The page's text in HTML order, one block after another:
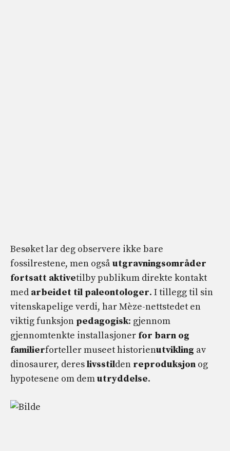
Besøket lar deg observere ikke bare
fossilrestene, men ogsåutgravningsområder
fortsatt aktivetilby publikum direkte kontakt
med arbeidet til paleontologer. I tillegg til sin
vitenskapelige verdi, har Mèze-nettstedet en
viktig funksjon pedagogisk: gjennom
gjennomtenkte installasjoner for barn og
familierforteller museet historienutvikling av
dinosaurer, dereslivsstilden reproduksjon og
hypotesene om demutryddelse.